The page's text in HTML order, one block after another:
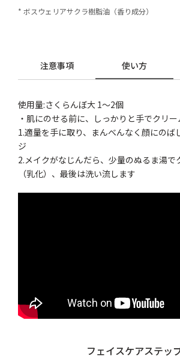
* ボスウェリアサクラ樹脂油（香り成分）
注意事項 使い方
使用量:さくらんぼ大 1～2個
・肌にのせる前に、しっかりと手でクリー
1.適量を手に取り、まんべんなく顔にのば
ジ
2.メイクがなじんだら、少量のぬるま湯で
（乳化）、最後は洗い流します
フェイスケアステッ